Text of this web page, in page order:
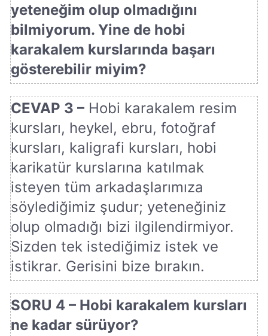
yeteneğim olup olmadığını
bilmiyorum. Yine de hobi
karakalem kurslarında başarı
gösterebilir miyim?
CEVAP 3 – Hobi karakalem resim
kursları, heykel, ebru, fotoğraf
kursları, kaligrafi kursları, hobi
karikatür kurslarına katılmak
isteyen tüm arkadaşlarımıza
söylediğimiz şudur; yeteneğiniz
olup olmadığı bizi ilgilendirmiyor.
Sizden tek istediğimiz istek ve
istikrar. Gerisini bize bırakın.
SORU 4 – Hobi karakalem kursları
ne kadar sürüyor?